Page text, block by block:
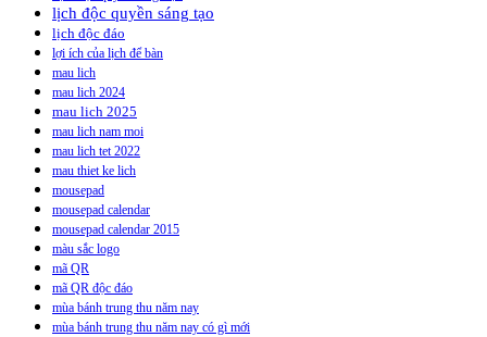
lịch độc quyền sáng tạo
lịch độc đáo
lợi ích của lịch để bàn
mau lich
mau lich 2024
mau lich 2025
mau lich nam moi
mau lich tet 2022
mau thiet ke lich
mousepad
mousepad calendar
mousepad calendar 2015
màu sắc logo
mã QR
mã QR độc đáo
mùa bánh trung thu năm nay
mùa bánh trung thu năm nay có gì mới